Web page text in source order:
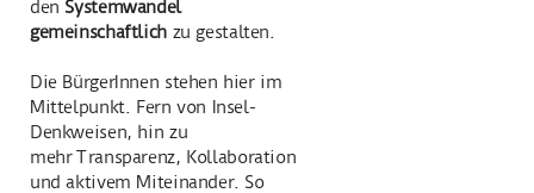
den Systemwandel
gemeinschaftlichzu gestalten.
Die BürgerInnen stehen hier im
Mittelpunkt. Fern von Insel-
Denkweisen, hin zu
mehrTransparenz, Kollaboration
und aktivem Miteinander. So